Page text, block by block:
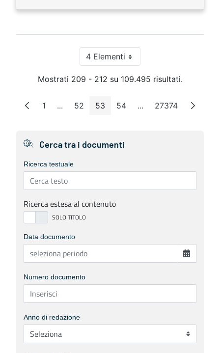
4 ElementiPer pagina
Mostrati 209 - 212 su 109.495 risultati.
Pagina
1 ...Pagine intermedie
Pagina
52 Pagina
53 Pagina
54 ...Pagine intermedie
Pagina
27374
Cerca tra i documenti
Ricerca testuale
Ricerca estesa al contenuto
Data documento
Numero documento
Anno di redazione